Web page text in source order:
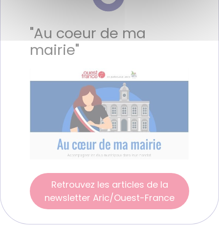
"Au coeur de ma
mairie"
Retrouvez les articles de la
newsletter Aric/Ouest-France